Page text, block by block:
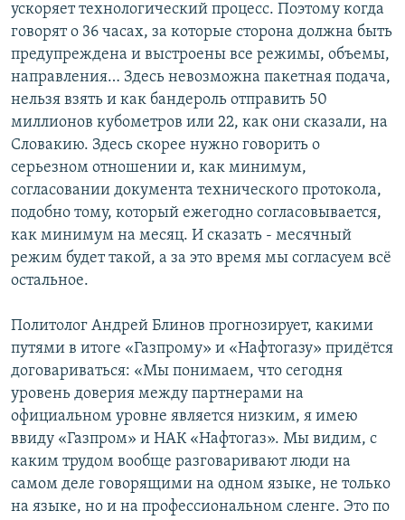
ускоряет технологический процесс. Поэтому когда
говорят о 36 часах, за которые сторона должна быть
предупреждена и выстроены все режимы, объемы,
направления… Здесь невозможна пакетная подача,
нельзя взять и как бандероль отправить 50
миллионов кубометров или 22, как они сказали, на
Словакию. Здесь скорее нужно говорить о
серьезном отношении и, как минимум,
согласовании документа технического протокола,
подобно тому, который ежегодно согласовывается,
как минимум на месяц. И сказать - месячный
режим будет такой, а за это время мы согласуем всё
остальное.
Политолог Андрей Блинов прогнозирует, какими
путями в итоге «Газпрому» и «Нафтогазу» придётся
договариваться: «Мы понимаем, что сегодня
уровень доверия между партнерами на
официальном уровне является низким, я имею
ввиду «Газпром» и НАК «Нафтогаз». Мы видим, с
каким трудом вообще разговаривают люди на
самом деле говорящими на одном языке, не только
на языке, но и на профессиональном сленге. Это по